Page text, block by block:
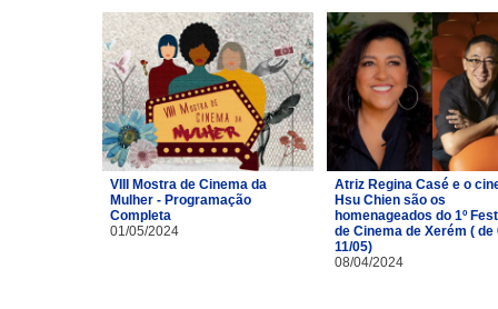
VIII Mostra de Cinema da
Mulher - Programação
Completa
01/05/2024
Atriz Regina Casé e o
Hsu Chien são os
homenageados do 1º
de Cinema de Xerém ( de
11/05)
08/04/2024